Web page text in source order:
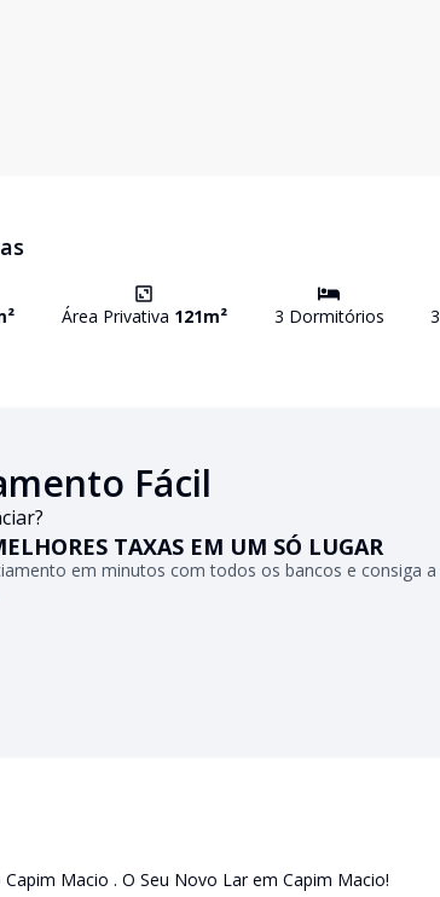
Área Privativa 121m² 3 Dormitórios 3
Fácil
TAXAS EM UM SÓ LUGAR
em minutos com todos os bancos e consiga a
Capim Macio . O Seu Novo Lar em Capim Macio!